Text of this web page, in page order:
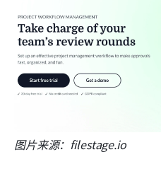
图片来源：filestage.io